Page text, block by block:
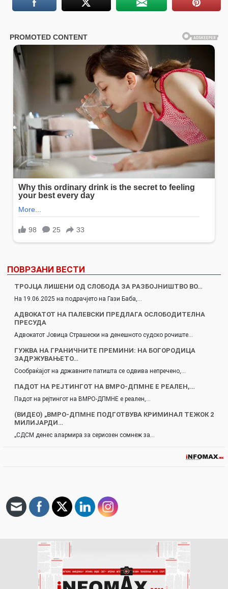
ПОВРЗАНИ ВЕСТИ
ТРОЈЦА ЛИШЕНИ ОД СЛОБОДА ЗА РАЗБОЈНИШТВО ВО…
На 19.06.2025 на подрачјето на Гази Баба,…
АДВОКАТОТ НА ПАЛЕВСКИ ПРЕДЛАГА ОСЛОБОДИТЕЛНА
ПРЕСУДА
Адвокатот Јовица Страшески на денешното судско рочиште…
ГУЖВА НА ГРАНИЧНИТЕ ПРЕМИНИ: НА БОГОРОДИЦА
ЗАДРЖУВАЊЕТО…
Сообраќајот на државните патишта се одвива непречено,…
ПАДОТ НА РЕЈТИНГОТ НА ВМРО-ДПМНЕ Е РЕАЛЕН,…
Падот на рејтингот на ВМРО-ДПМНЕ е реален,…
(ВИДЕО) „ВМРО-ДПМНЕ ПОДГОТВУВА КРИМИНАЛ ТЕЖОК 2
МИЛИЈАРДИ…
„СДСМ денес алармира за сериозен сомнеж за…